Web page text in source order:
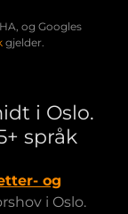
og Googles
gjelder.
i Oslo.
språk
og
i Oslo.